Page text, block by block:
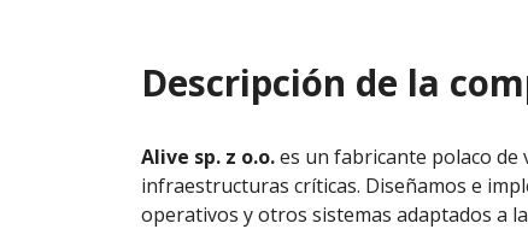
Descripción de la
Alive sp. z o.o.es un fabricante polaco de
infraestructuras críticas. Diseñamos e
operativos y otros sistemas adaptados a